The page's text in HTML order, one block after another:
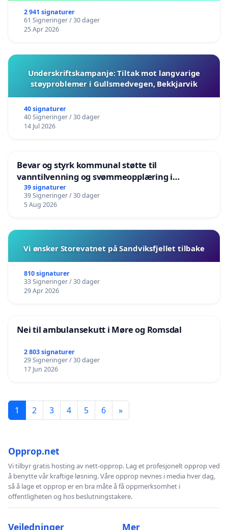
2 941 signaturer
61 Signeringer / 30 dager
25 Apr 2026
Underskriftskampanje: Tiltak mot langvarige
støyproblemer i Gullsmedvegen, Bekkjarvik
40 signaturer
40 Signeringer / 30 dager
14 Jul 2026
Bevar og styrk kommunal støtte til
vanntilvenning og svømmeopplæring i
barnehagene i Haugesund
39 signaturer
39 Signeringer / 30 dager
5 Aug 2026
Vi ønsker Storevatnet på Sandviksfjellet tilbake
810 signaturer
33 Signeringer / 30 dager
29 Apr 2026
Nei til ambulansekutt i Møre og Romsdal
2 803 signaturer
29 Signeringer / 30 dager
17 Jun 2026
1 2 3 4 5 6 »
Opprop.net
Vi tilbyr gratis hosting av nett-opprop. Lag et profesjonelt opprop ved
å benytte vår kraftige løsning. Våre opprop nevnes i media hver dag,
så å lage et opprop er en bra måte å få oppmerksomhet i
offentligheten og hos beslutningstakere.
Veiledninger Mer